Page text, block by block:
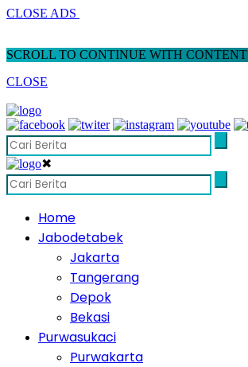
CLOSE ADS
SCROLL TO CONTINUE WITH CONTENT
CLOSE
✖
Home
Jabodetabek
Jakarta
Tangerang
Depok
Bekasi
Purwasukaci
Purwakarta